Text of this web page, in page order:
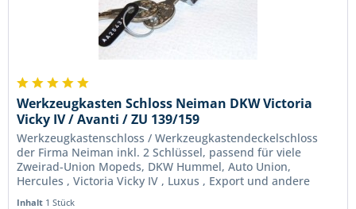
Werkzeugkasten Schloss Neiman DKW Victoria
Vicky IV / Avanti / ZU 139/159
Werkzeugkastenschloss / Werkzeugkastendeckelschloss
der Firma Neiman inkl. 2 Schlüssel, passend für viele
Zweirad-Union Mopeds, DKW Hummel, Auto Union,
Hercules , Victoria Vicky IV , Luxus , Export und andere
Inhalt 1 Stück